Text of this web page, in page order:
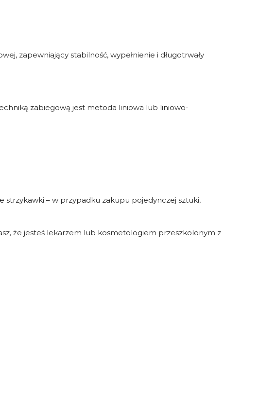
zapewniający stabilność, wypełnienie i długotrwały
zabiegową jest metoda liniowa lub liniowo-
strzykawki – w przypadku zakupu pojedynczej sztuki,
że jesteś lekarzem lub kosmetologiem przeszkolonym z